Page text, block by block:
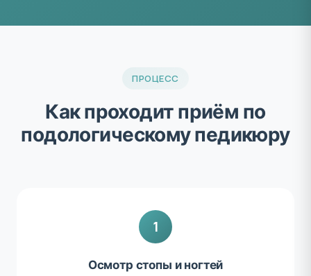
ПРОЦЕСС
Как проходит приём по
подологическому педикюру
1
Осмотр стопы и ногтей